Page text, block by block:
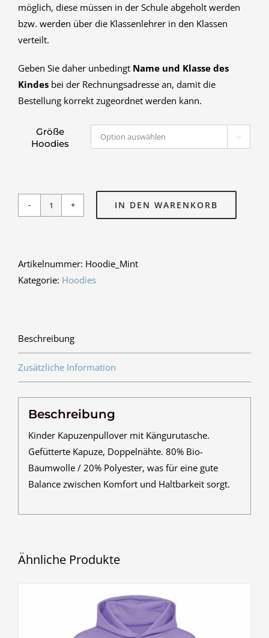
möglich, diese müssen in der Schule abgeholt werden
bzw. werden über die Klassenlehrer in den Klassen
verteilt.
Geben Sie daher unbedingt Name und Klasse des
Kindes bei der Rechnungsadresse an, damit die
Bestellung korrekt zugeordnet werden kann.
Größe
Hoodies

Schul-
Menge
IN DEN WARENKORB
Artikelnummer: Hoodie_Mint
Kategorie: Hoodies
Beschreibung
Zusätzliche Information
Beschreibung
Kinder Kapuzenpullover mit Kängurutasche.
Gefütterte Kapuze, Doppelnähte. 80% Bio-
Baumwolle / 20% Polyester, was für eine gute
Balance zwischen Komfort und Haltbarkeit sorgt.
Ähnliche Produkte